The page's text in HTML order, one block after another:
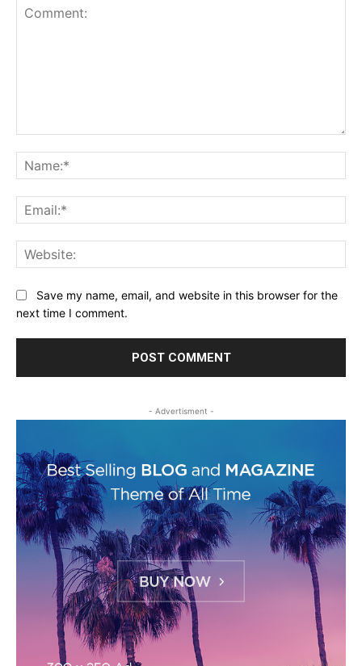
Save my name, email, and website in this browser for the
next time I comment.
- Advertisment -